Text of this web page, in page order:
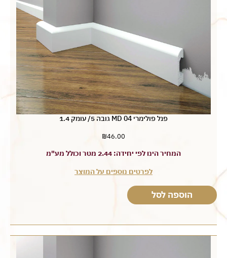
פנל פולימרי MD 04 גובה 5/ עומק 1.4
₪46.00
המחיר הינו לפי יחידה: 2.44 מטר וכולל מע"מ
לפרטים נוספים על המוצר
הוספה לסל